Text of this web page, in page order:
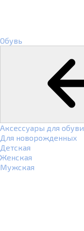
Обувь
Аксессуары для обуви
Для новорожденных
Детская
Женская
Мужская